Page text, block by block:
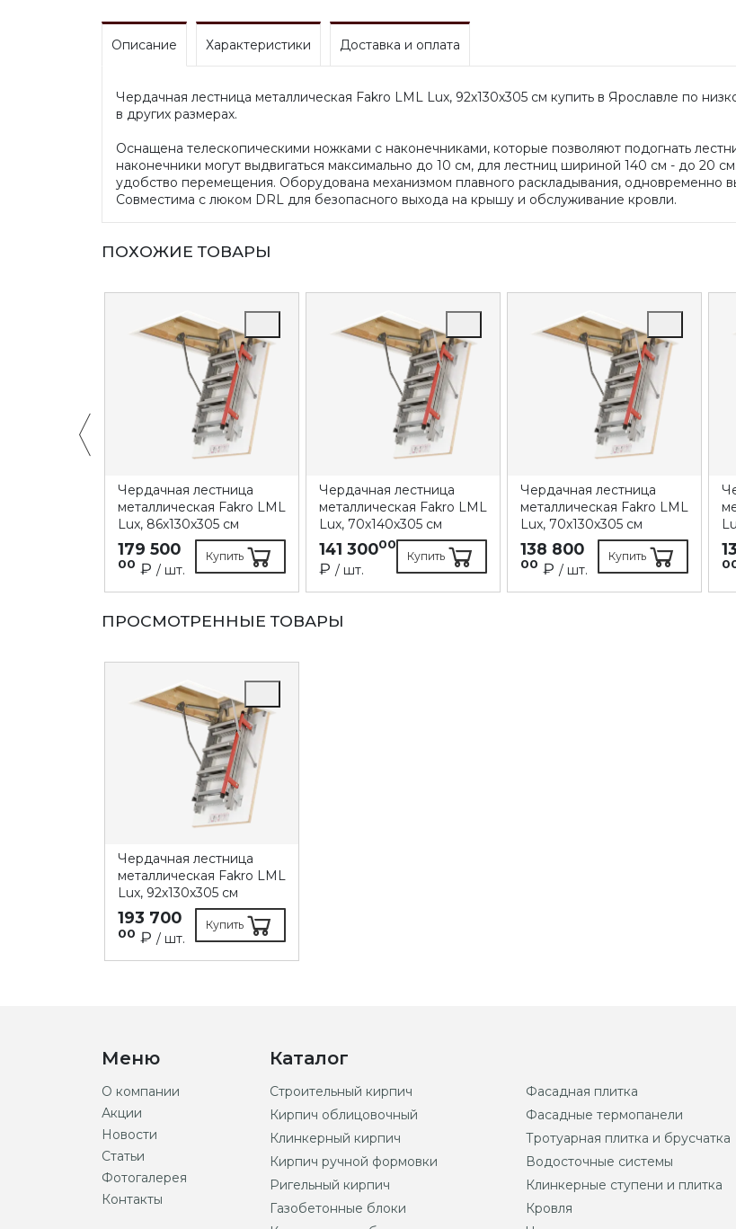
Описание Характеристики Доставка и оплата
Чердачная лестница металлическая Fakro LML Lux, 92х130х305 см купить в Ярославле по
в других размерах.
Оснащена телескопическими ножками с наконечниками, которые позволяют подогнать
наконечники могут выдвигаться максимально до 10 см, для лестниц шириной 140 см - до 20
удобство перемещения. Оборудована механизмом плавного раскладывания, одновременно
Совместима с люком DRL для безопасного выхода на крышу и обслуживание кровли.
ПОХОЖИЕ ТОВАРЫ
Чердачная лестница
металлическая Fakro LML
Lux, 86х130х305 см
179 500
00 ₽ / шт.
Купить
Чердачная лестница
металлическая Fakro LML
Lux, 70х140х305 см
141 30000
₽ / шт.
Купить
Чердачная лестница
металлическая Fakro LML
Lux, 70х130х305 см
138 800
00 ₽ / шт.
Купить
ПРОСМОТРЕННЫЕ ТОВАРЫ
Чердачная лестница
металлическая Fakro LML
Lux, 92х130х305 см
193 700
00 ₽ / шт.
Купить
Меню
О компании
Акции
Новости
Статьи
Фотогалерея
Контакты
Каталог
Строительный кирпич
Кирпич облицовочный
Клинкерный кирпич
Кирпич ручной формовки
Ригельный кирпич
Газобетонные блоки
Фасадная плитка
Фасадные термопанели
Тротуарная плитка и брусчатка
Водосточные системы
Клинкерные ступени и плитка
Кровля